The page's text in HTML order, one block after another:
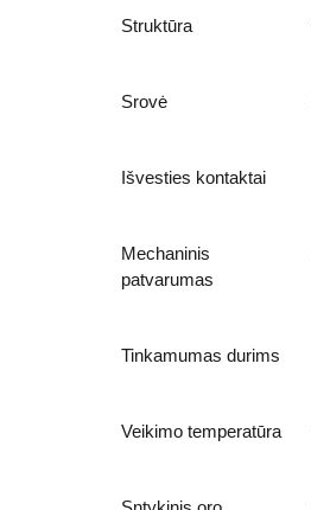
Struktūra
Srovė
Išvesties kontaktai
Mechaninis
patvarumas
Tinkamumas durims
Veikimo temperatūra